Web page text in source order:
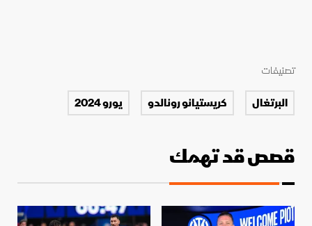
تصنيفات
البرتغال كريستيانو رونالدو يورو 2024
قصص قد تهمك